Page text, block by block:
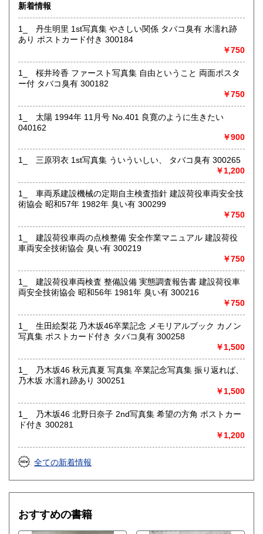
店舗にて受け取り可能ですが、遠方の倉庫にて保管してる商
品もあるため、必ず事前にメッセージまたはお電話にてご連
絡くださいませ。
沿線名：-
最寄駅：盛岡駅
営業時間：月～金10:00～18:00 土10:00～16:00
書籍の買取について
取り扱い分野
古書一般（その他）
新着情報
1_ 丹生明里 1st写真集 やさしい関係 タバコ臭有 水濡れ跡
あり ポストカード付き 300184
￥750
1_ 桜井玲香 ファースト写真集 自由ということ 両面ポスタ
ー付 タバコ臭有 300182
￥750
1_ 太陽 1994年 11月号 No.401 良寛のように生きたい
040162
￥900
1_ 三原羽衣 1st写真集 ういういしい、 タバコ臭有 300265
￥1,200
1_ 車両系建設機械の定期自主検査指針 建設荷役車両安全技
術協会 昭和57年 1982年 臭い有 300299
￥750
1_ 建設荷役車両の点検整備 安全作業マニュアル 建設荷役
車両安全技術協会 臭い有 300219
￥750
1_ 建設荷役車両検査 整備設備 実態調査報告書 建設荷役車
両安全技術協会 昭和56年 1981年 臭い有 300216
￥750
1_ 生田絵梨花 乃木坂46卒業記念 メモリアルブック カノン
写真集 ポストカード付き タバコ臭有 300258
￥1,500
1_ 乃木坂46 秋元真夏 写真集 卒業記念写真集 振り返れば、
乃木坂 水濡れ跡あり 300251
￥1,500
1_ 乃木坂46 北野日奈子 2nd写真集 希望の方角 ポストカー
ド付き 300281
￥1,200
全ての新着情報
おすすめの書籍